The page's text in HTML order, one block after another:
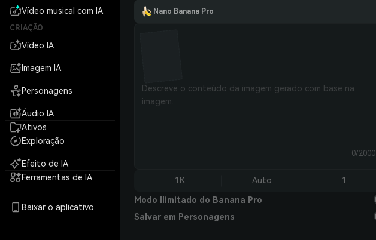
Vídeo musical com IA
CRIAÇÃO
Vídeo IA
Imagem IA
Personagens
Áudio IA
Ativos
Exploração
Efeito de IA
Ferramentas de IA
Baixar o aplicativo
Nano Banana Pro
0/2000
1K Auto 1
Modo Ilimitado do Banana Pro
Salvar em Personagens